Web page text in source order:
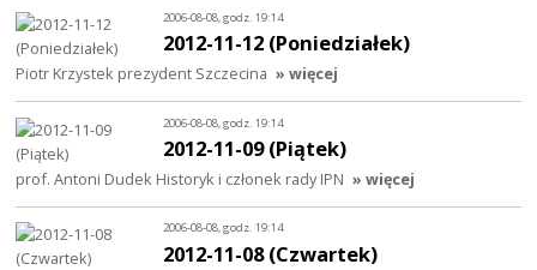
2006-08-08, godz. 19:14
2012-11-12 (Poniedziałek)
Piotr Krzystek prezydent Szczecina » więcej
2006-08-08, godz. 19:14
2012-11-09 (Piątek)
prof. Antoni Dudek Historyk i członek rady IPN » więcej
2006-08-08, godz. 19:14
2012-11-08 (Czwartek)